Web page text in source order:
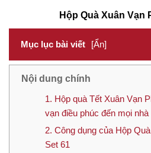
Hộp Quà Xuân Vạn
Mục lục bài viết [Ẩn]
Nội dung chính
1. Hộp quà Tết Xuân Vạn
vạn điều phúc đến mọi nhà
2. Công dụng của Hộp
Set 61